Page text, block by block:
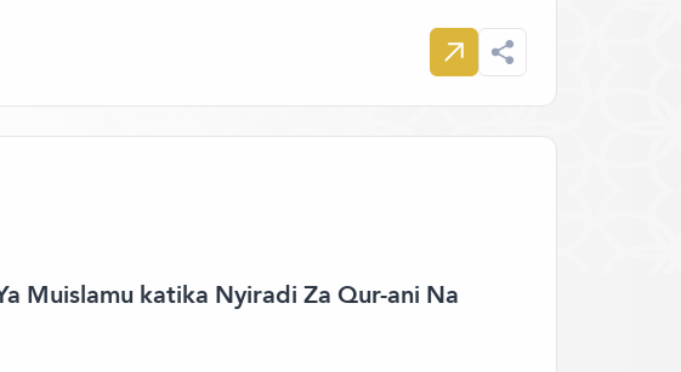
Muislamu katika Nyiradi Za Qur-ani Na